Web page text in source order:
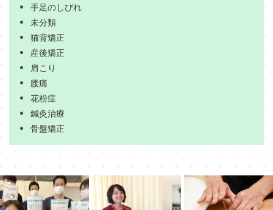
手足のしびれ
未分類
猫背矯正
産後矯正
肩こり
腰痛
花粉症
鍼灸治療
骨盤矯正